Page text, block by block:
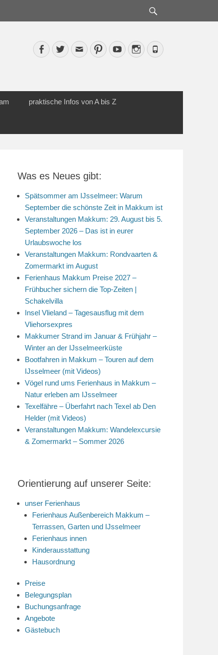
Facebook
TwitterEmailPinterestYouTubeInstagram
Phone
praktische Infos von A bis Z
Was es Neues gibt:
Spätsommer am IJsselmeer: Warum
September die schönste Zeit in Makkum ist
Veranstaltungen Makkum: 29. August bis 5.
September 2026 – Das ist in eurer
Urlaubswoche los
Veranstaltungen Makkum: Rondvaarten &
Zomermarkt im August
Ferienhaus Makkum Preise 2027 –
Frühbucher sichern die Top-Zeiten |
Schakelvilla
Insel Vlieland – Tagesausflug mit dem
Vliehorsexpres
Makkumer Strand im Januar & Frühjahr –
Winter an der IJsselmeerküste
Bootfahren in Makkum – Touren auf dem
IJsselmeer (mit Videos)
Vögel rund ums Ferienhaus in Makkum –
Natur erleben am IJsselmeer
Texelfähre – Überfahrt nach Texel ab Den
Helder (mit Videos)
Veranstaltungen Makkum: Wandelexcursie
& Zomermarkt – Sommer 2026
Orientierung auf unserer Seite:
unser Ferienhaus
Ferienhaus Außenbereich Makkum –
Terrassen, Garten und IJsselmeer
Ferienhaus innen
Kinderausstattung
Hausordnung
Preise
Belegungsplan
Buchungsanfrage
Angebote
Gästebuch